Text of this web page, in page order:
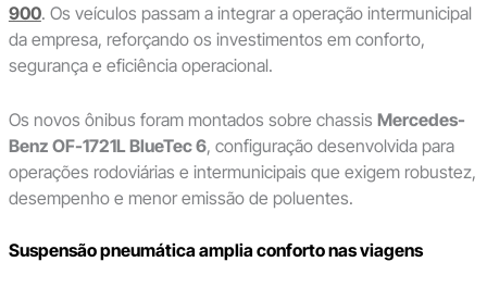
900. Os veículos passam a integrar a operação intermunicipal
da empresa, reforçando os investimentos em conforto,
segurança e eficiência operacional.
Os novos ônibus foram montados sobre chassis Mercedes-
Benz OF-1721L BlueTec 6, configuração desenvolvida para
operações rodoviárias e intermunicipais que exigem robustez,
desempenho e menor emissão de poluentes.
Suspensão pneumática amplia conforto nas viagens